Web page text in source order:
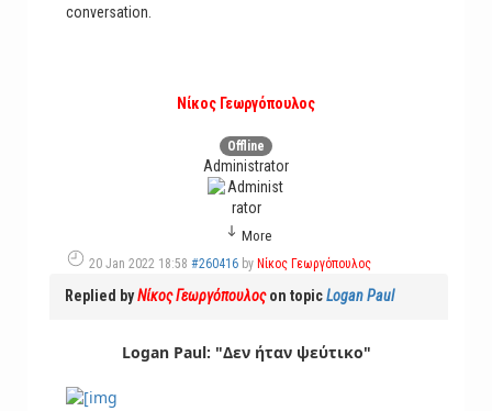
conversation.
Νίκος Γεωργόπουλος
Offline
Administrator
More
20 Jan 2022 18:58 #260416 by Νίκος Γεωργόπουλος
Replied byΝίκος Γεωργόπουλοςon topicLogan Paul
Logan Paul: "Δεν ήταν ψεύτικο"